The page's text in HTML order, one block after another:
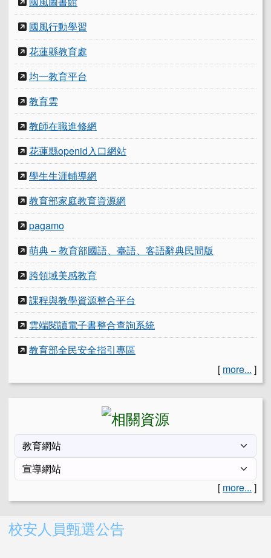
國風行動學習
花蓮縣教育處
均一教育平台
教育雲
教師在職進修網
花蓮縣openid入口網站
學生生涯輔導網
教育部家庭教育資源網
pagamo
萌典 – 教育部國語、臺語、客語辭典民間版
跨領域美感教育
課程與教學資源整合平台
雲端閱讀電子書整合查詢系統
教育部全民安全指引專區
[ more... ]
[ more... ]
右邊區域內容
校安人員甄選公告